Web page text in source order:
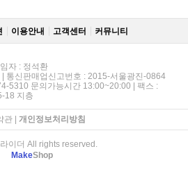
이용안내 고객센터 커뮤니티
자 : 정석환
통신판매업신고번호 : 2015-서울광진-0864
5310 문의가능시간 13:00~20:00 | 팩스 :
18 지층
관| 개인정보처리방침
이더 All rights reserved.
MakeShop